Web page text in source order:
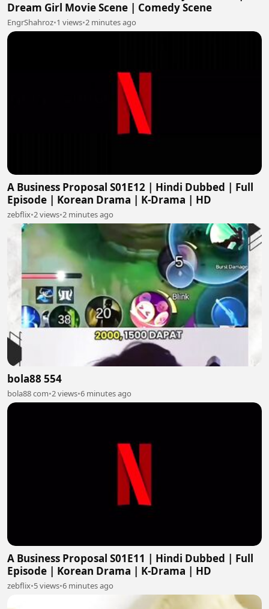
Dream Girl Movie Scene | Comedy Scene
EngrShahroz•1 views•2 minutes ago
A Business Proposal S01E12 | Hindi Dubbed | Full
Episode | Korean Drama | K-Drama | HD
zebflix•2 views•2 minutes ago
bola88 554
bola88 com•2 views•6 minutes ago
A Business Proposal S01E11 | Hindi Dubbed | Full
Episode | Korean Drama | K-Drama | HD
zebflix•5 views•6 minutes ago